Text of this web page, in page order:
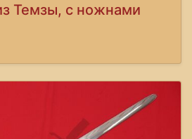
Темзы, с ножнами